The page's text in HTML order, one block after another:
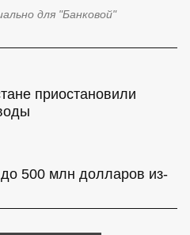
для "Банковой"
приостановили
500 млн долларов из-